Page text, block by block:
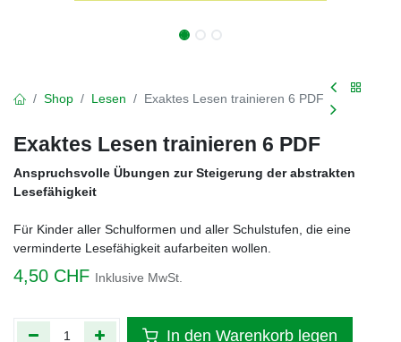
Shop Lesen Exaktes Lesen trainieren 6 PDF
Exaktes Lesen trainieren 6 PDF
Anspruchsvolle Übungen zur Steigerung der abstrakten
Lesefähigkeit
Für Kinder aller Schulformen und aller Schulstufen, die eine
verminderte Lesefähigkeit aufarbeiten wollen.
4,50 CHF Inklusive MwSt.
In den Warenkorb legen